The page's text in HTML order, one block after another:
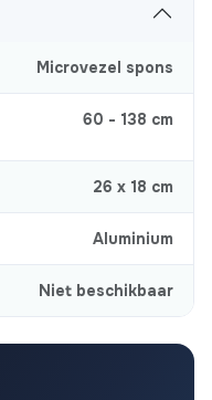
Microvezel spons
60 - 138 cm
26 x 18 cm
Aluminium
Niet beschikbaar